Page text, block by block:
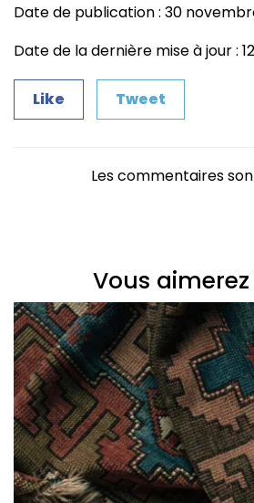
Date de publication : 30
Date de la dernière mise à jour :
Like Tweet
Les commentaires
Vous